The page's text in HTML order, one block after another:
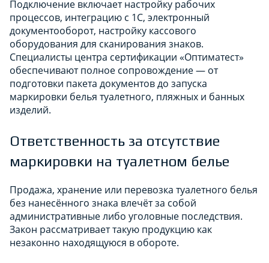
Подключение включает настройку рабочих
процессов, интеграцию с 1С, электронный
документооборот, настройку кассового
оборудования для сканирования знаков.
Специалисты центра сертификации «Оптиматест»
обеспечивают полное сопровождение — от
подготовки пакета документов до запуска
маркировки белья туалетного, пляжных и банных
изделий.
Ответственность за отсутствие
маркировки на туалетном белье
Продажа, хранение или перевозка туалетного белья
без нанесённого знака влечёт за собой
административные либо уголовные последствия.
Закон рассматривает такую продукцию как
незаконно находящуюся в обороте.